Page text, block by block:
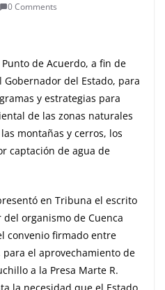
0 Comments
de Acuerdo, a fin de
del Estado, para
y estrategias para
de las zonas naturales
montañas y cerros, los
captación de agua de
en Tribuna el escrito
organismo de Cuenca
convenio firmado entre
para el aprovechamiento de
a la Presa Marte R.